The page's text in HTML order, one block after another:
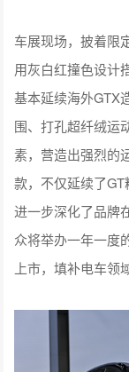
车展现场，披着限
用灰白红撞色设计
基本延续海外GTX
围、打孔超纤绒运
素，营造出强烈的
款，不仅延续了GT
进一步深化了品牌
众将举办一年一度
上市，填补电车领